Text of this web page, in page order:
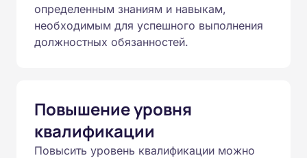
определенным знаниям и навыкам,
необходимым для успешного выполнения
должностных обязанностей.
Повышение уровня
квалификации
Повысить уровень квалификации можно